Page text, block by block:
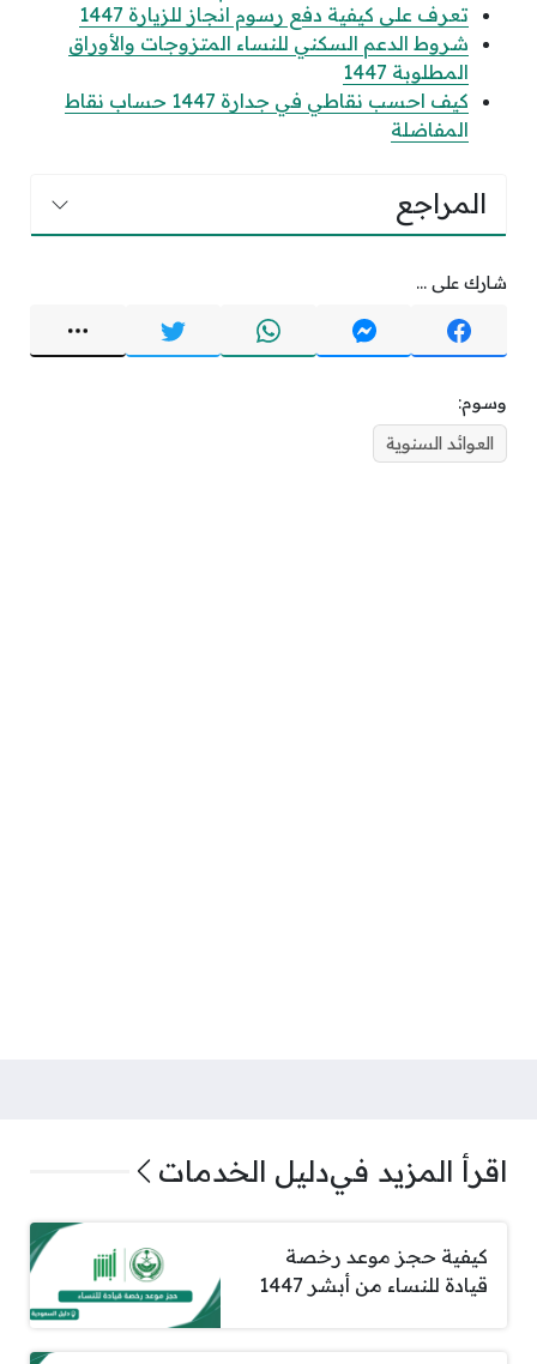
تعرف على كيفية دفع رسوم انجاز للزيارة 1447
شروط الدعم السكني للنساء المتزوجات والأوراق
المطلوبة 1447
كيف احسب نقاطي في جدارة 1447 حساب نقاط
المفاضلة
المراجع
شارك على ...
وسوم:
العوائد السنوية
اقرأ المزيد فيدليل الخدمات
كيفية حجز موعد رخصة
قيادة للنساء من أبشر 1447